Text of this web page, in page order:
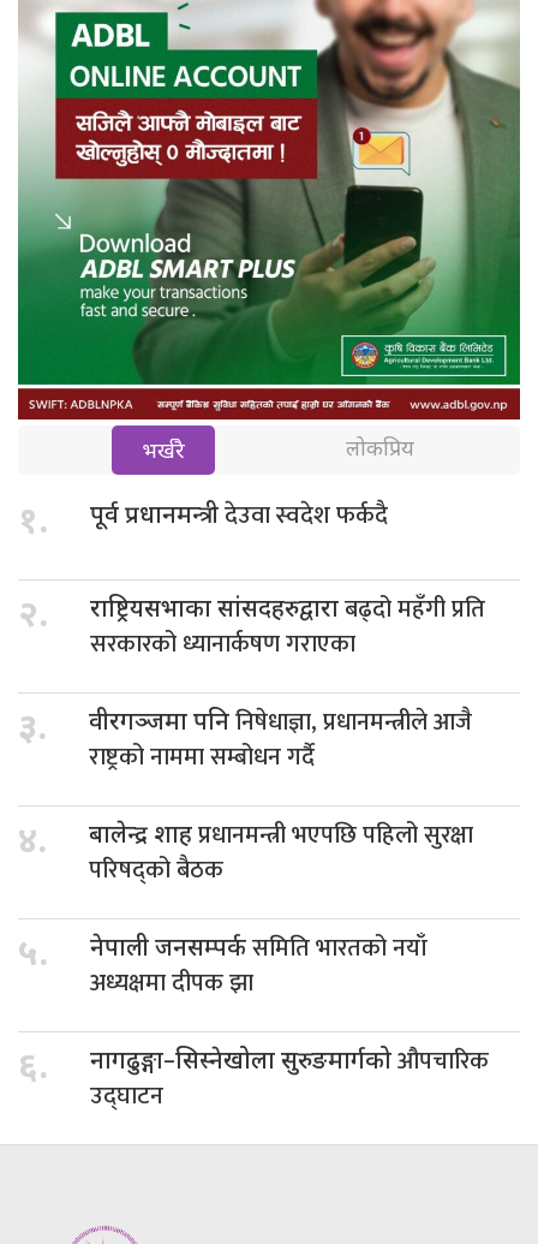
भर्खरै लोकप्रिय
१. पूर्व प्रधानमन्त्रीदेउवा स्वदेश फर्कदै
२. राष्ट्रियसभाका सांसदहरुद्वाराबढ्दो महँगी प्रति
सरकारको ध्यानार्कषण गराएका
३. वीरगञ्जमा पनिनिषेधाज्ञा, प्रधानमन्त्रीले आजै
राष्ट्रको नाममा सम्बोधन गर्दै
४. बालेन्द्र शाहप्रधानमन्त्री भएपछि पहिलो सुरक्षा
परिषद्को बैठक
५. नेपाली जनसम्पर्कसमिति भारतको नयाँ
अध्यक्षमा दीपक झा
६. नागढुङ्गा–सिस्नेखोला सुरुङमार्गकोऔपचारिक
उद्घाटन